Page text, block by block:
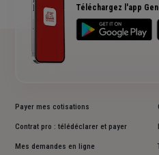
Téléchargez l'app
Avis clients Generali
Payer mes cotisations
Contrat pro : télédéclarer et payer
Mes demandes en ligne